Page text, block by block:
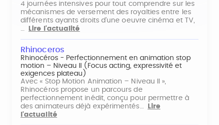
4 journées intensives pour tout comprendre sur les
mécanismes de versement des royalties entre les
différents ayants droits d'une oeuvre cinéma et TV,
…
Lire l'actualité
Rhinoceros
Rhinocéros - Perfectionnement en animation stop
motion – Niveau II (Focus acting, expressivité et
exigences plateau)
Avec « Stop Motion Animation – Niveau II »,
Rhinocéros propose un parcours de
perfectionnement inédit, conçu pour permettre à
des animateurs déjà expérimentés…
Lire
l'actualité